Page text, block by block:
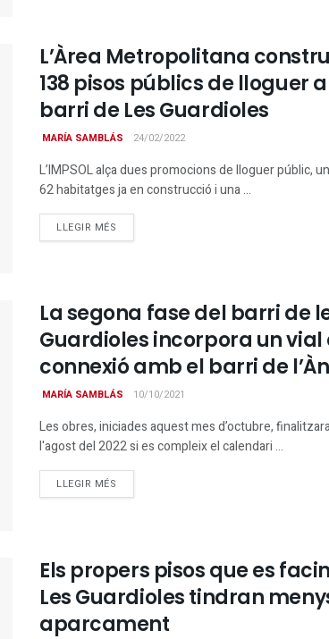
L’Àrea Metropolitana
138 pisos públics de lloguer
barri de Les Guardioles
MARÍA SAMBLÁS 24/02/2022
L’IMPSOL alça dues promocions de lloguer públic,
62 habitatges ja en construcció i una ...
LLEGIR MÉS
La segona fase del barri de
Guardioles incorpora un vial
connexió amb el barri de
MARÍA SAMBLÁS 10/10/2021
Les obres, iniciades aquest mes d’octubre,
l'agost del 2022 si es compleix el calendari ...
LLEGIR MÉS
Els propers pisos que es
Les Guardioles tindran
aparcament